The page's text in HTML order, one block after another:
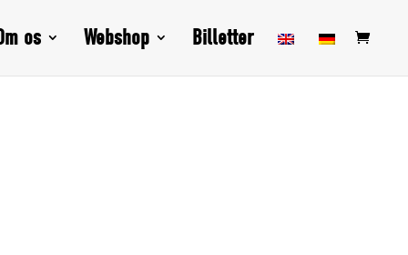
os Webshop Billetter